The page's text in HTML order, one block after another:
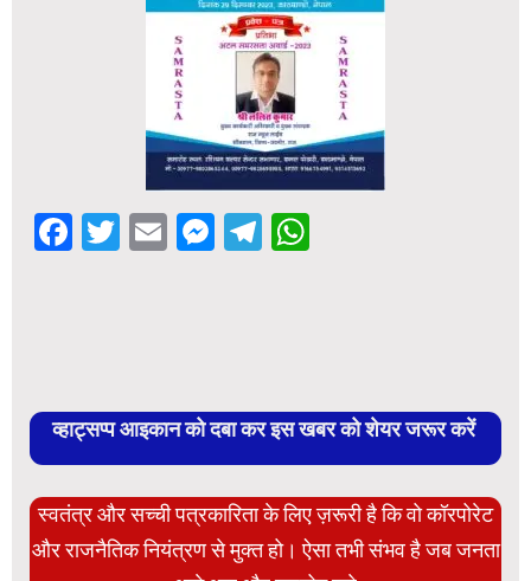
Facebook
Twitter
EmailMessenger
Telegram
व्हाट्सप्प आइकान को दबा कर इस खबर को शेयर जरूर करें
स्वतंत्र और सच्ची पत्रकारिता के लिए ज़रूरी है कि वो कॉरपोरेट
और राजनैतिक नियंत्रण से मुक्त हो। ऐसा तभी संभव है जब जनता